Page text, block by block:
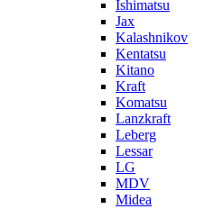
Ishimatsu
Jax
Kalashnikov
Kentatsu
Kitano
Kraft
Komatsu
Lanzkraft
Leberg
Lessar
LG
MDV
Midea